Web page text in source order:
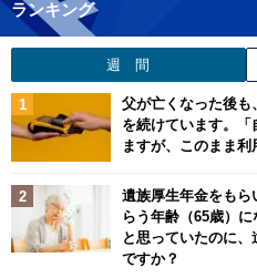
ランキング
週 間
父が亡くなった後も
を続けています。「
ますが、このまま利
遺族厚生年金をもら
らう年齢（65歳）
と思っていたのに
ですか？